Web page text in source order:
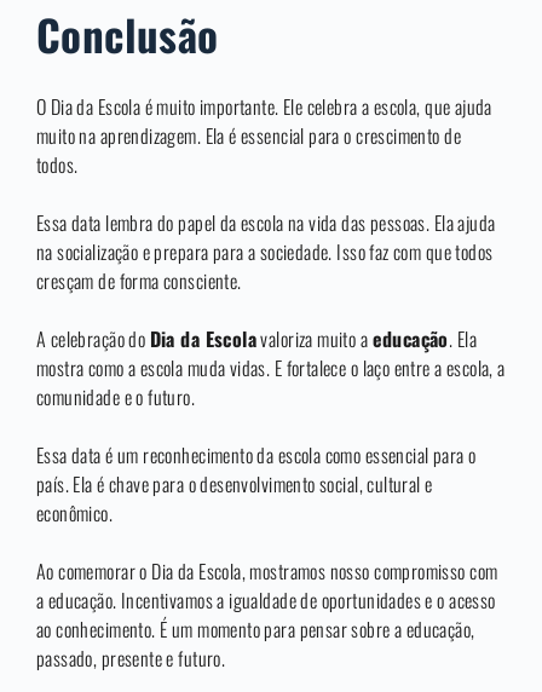
Conclusão
O Dia da Escola é muito importante. Ele celebra a escola, que ajuda
muito na aprendizagem. Ela é essencial para o crescimento de
todos.
Essa data lembra do papel da escola na vida das pessoas. Ela ajuda
na socialização e prepara para a sociedade. Isso faz com que todos
cresçam de forma consciente.
A celebração do Dia da Escolavaloriza muito aeducação. Ela
mostra como a escola muda vidas. E fortalece o laço entre a escola, a
comunidade e o futuro.
Essa data é um reconhecimento da escola como essencial para o
país. Ela é chave para o desenvolvimento social, cultural e
econômico.
Ao comemorar o Dia da Escola, mostramos nosso compromisso com
a educação. Incentivamos a igualdade de oportunidades e o acesso
ao conhecimento. É um momento para pensar sobre a educação,
passado, presente e futuro.